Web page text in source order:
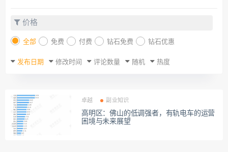
价格
全部 免费 付费 钻石免费 钻石优惠
发布日期 修改时间 评论数量 随机 热度
卓越 副业知识
高明区：佛山的低调强者，有轨电车的运营
困境与未来展望